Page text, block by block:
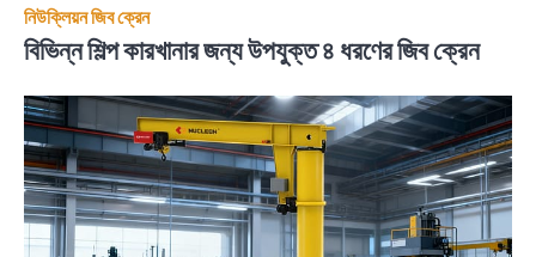
নিউক্লিয়ন জিব ক্রেন
বিভিন্ন শিল্প কারখানার জন্য উপযুক্ত ৪ ধরণের জিব ক্রেন